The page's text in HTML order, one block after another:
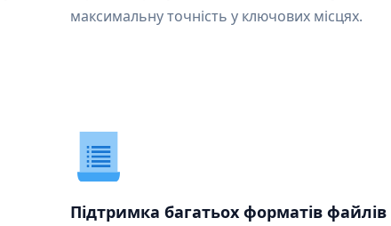
максимальну точність у ключових місцях.
Підтримка багатьох форматів файлів